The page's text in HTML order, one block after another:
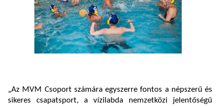
„Az MVM Csoport számára egyszerre fontos a népszerű és
sikeres csapatsport, a vízilabda nemzetközi jelentőségű